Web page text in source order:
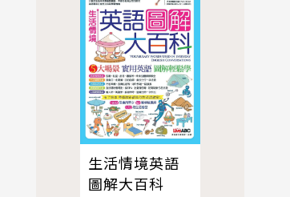
生活情境英語
圖解大百科